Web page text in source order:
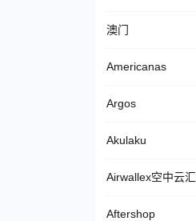
澳门
Americanas
Argos
Akulaku
Airwallex空中云汇
Aftershop